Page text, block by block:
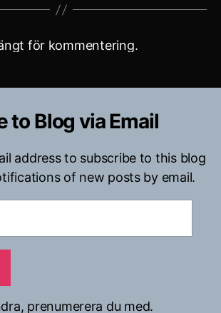
för kommentering.
to Blog via Email
address to subscribe to this blog
of new posts by email.
prenumerera du med.